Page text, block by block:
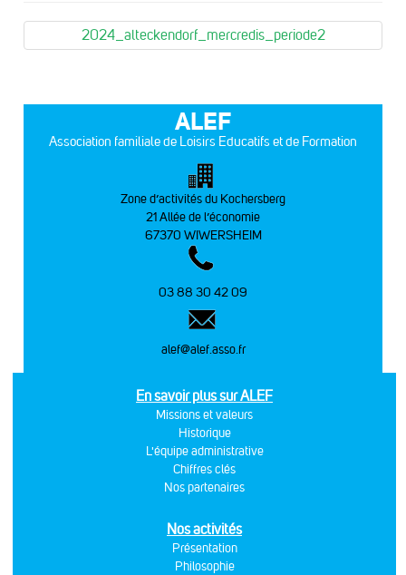
2024_alteckendorf_mercredis_periode2
ALEF
Association familiale de Loisirs Educatifs et de Formation
Zone d’activités du Kochersberg
21 Allée de l’économie
67370 WIWERSHEIM
03 88 30 42 09
alef@alef.asso.fr
En savoir plus sur ALEF
Missions et valeurs
Historique
L'équipe administrative
Chiffres clés
Nos partenaires
Nos activités
Présentation
Philosophie